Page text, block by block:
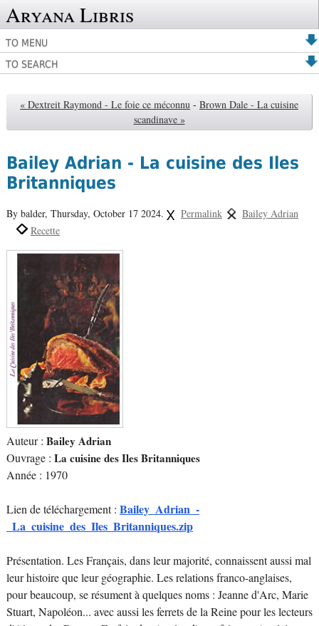
Aryana Libris
TO MENU
TO SEARCH
« Dextreit Raymond - Le foie ce méconnu - Brown Dale - La cuisine
scandinave »
Bailey Adrian - La cuisine des Iles
Britanniques
By balder, Thursday, October 17 2024. Permalink
Bailey Adrian
Recette
Auteur : Bailey Adrian
Ouvrage : La cuisine des Iles Britanniques
Année : 1970
Lien de téléchargement : Bailey_Adrian_-
_La_cuisine_des_Iles_Britanniques.zip
Présentation. Les Français, dans leur majorité, connaissent aussi mal
leur histoire que leur géographie. Les relations franco-anglaises,
pour beaucoup, se résument à quelques noms : Jeanne d'Arc, Marie
Stuart, Napoléon... avec aussi les ferrets de la Reine pour les lecteurs